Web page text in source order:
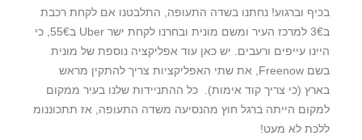
בכיף וברגוע! נחתנו בשדה התעופה, התלבטנו אם לקחת רכבת
ב3€ למרכז העיר ומשם מונית ובחרנו לקחת ישר Uber ב55€, כי
היינו עייפים ורעבים. יש כאן עוד אפליקציה נוספת של מונית
בשם Freenow, את שתי האפליקציות צריך להתקין מראש
בארץ (כי צריך קוד אימות). כל ההתניידות שלנו בעיר ממקום
למקום הייתה ברגל חוץ מהנסיעה משדה התעופה, אז תתכוננומ
ללכת לא מעט!